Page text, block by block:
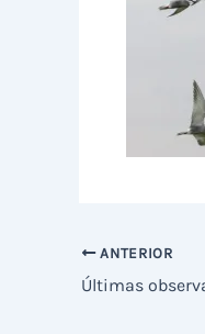
ANTERIOR
Últimas